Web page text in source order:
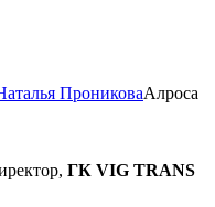
ПрониковаАлроса
ГК VIG TRANS